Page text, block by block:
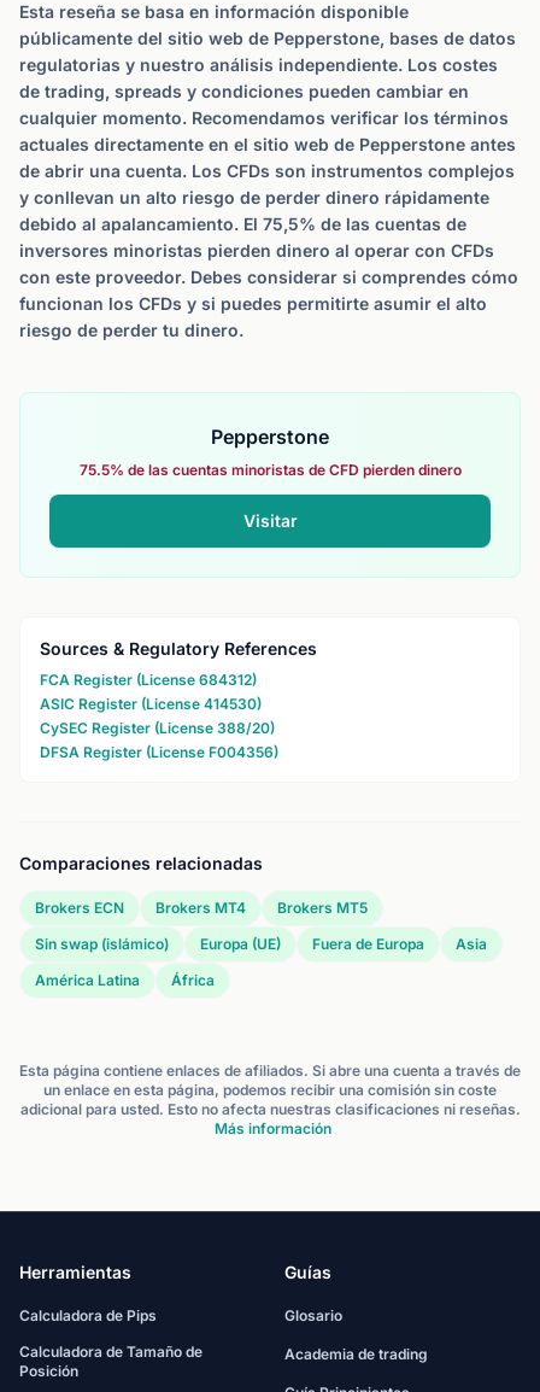
Esta reseña se basa en información disponible
públicamente del sitio web de Pepperstone, bases de datos
regulatorias y nuestro análisis independiente. Los costes
de trading, spreads y condiciones pueden cambiar en
cualquier momento. Recomendamos verificar los términos
actuales directamente en el sitio web de Pepperstone antes
de abrir una cuenta. Los CFDs son instrumentos complejos
y conllevan un alto riesgo de perder dinero rápidamente
debido al apalancamiento. El 75,5% de las cuentas de
inversores minoristas pierden dinero al operar con CFDs
con este proveedor. Debes considerar si comprendes cómo
funcionan los CFDs y si puedes permitirte asumir el alto
riesgo de perder tu dinero.
Pepperstone
75.5% de las cuentas minoristas de CFD pierden dinero
Visitar
Sources & Regulatory References
FCA Register (License 684312)
ASIC Register (License 414530)
CySEC Register (License 388/20)
DFSA Register (License F004356)
Comparaciones relacionadas
Brokers ECN Brokers MT4
Brokers MT5
Sin swap (islámico)
Europa (UE) Fuera de Europa
Asia
América Latina
África
Esta página contiene enlaces de afiliados. Si abre una cuenta a través de
un enlace en esta página, podemos recibir una comisión sin coste
adicional para usted. Esto no afecta nuestras clasificaciones ni reseñas.
Más información
Herramientas
Calculadora de Pips
Calculadora de Tamaño de
Posición
Guías
Glosario
Academia de trading